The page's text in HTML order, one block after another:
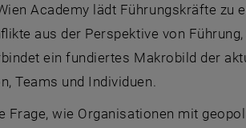
Academy lädt Führungskräfte zu
aus der Perspektive von
ein fundiertes Makrobild der
Teams und Individuen.
Frage, wie Organisationen mit